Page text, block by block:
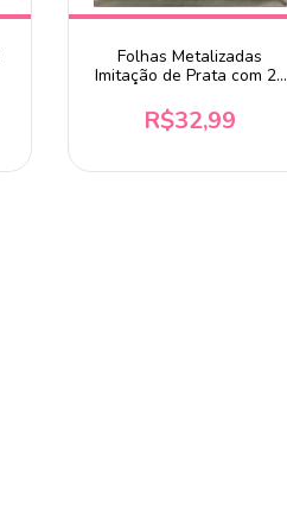
Folhas Metalizadas
Imitação de Prata com 25
R$32,99